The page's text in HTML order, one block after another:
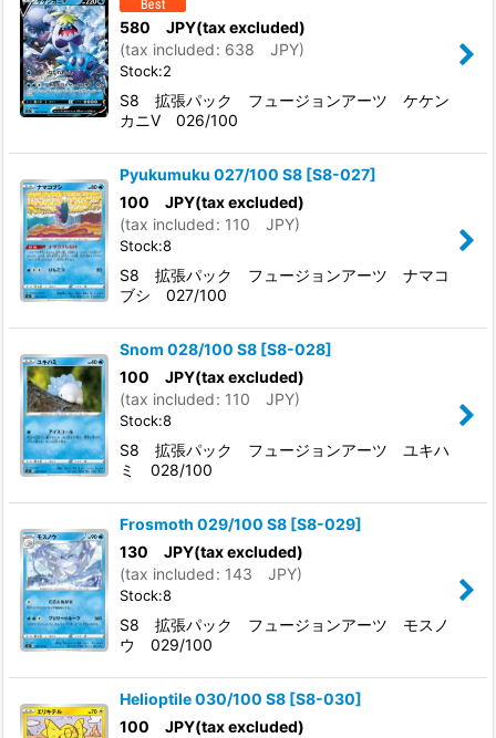
580 JPY(tax excluded)
(tax included: 638 JPY)
Stock:2
S8 拡張パック フュージョンアーツ ケケン
カニV 026/100
Pyukumuku 027/100 S8 [S8-027]
100 JPY(tax excluded)
(tax included: 110 JPY)
Stock:8
S8 拡張パック フュージョンアーツ ナマコ
ブシ 027/100
Snom 028/100 S8 [S8-028]
100 JPY(tax excluded)
(tax included: 110 JPY)
Stock:8
S8 拡張パック フュージョンアーツ ユキハ
ミ 028/100
Frosmoth 029/100 S8 [S8-029]
130 JPY(tax excluded)
(tax included: 143 JPY)
Stock:8
S8 拡張パック フュージョンアーツ モスノ
ウ 029/100
Helioptile 030/100 S8 [S8-030]
100 JPY(tax excluded)